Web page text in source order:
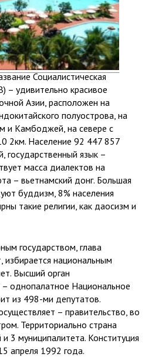
Социалистическая
– удивительно красивое
Азии, расположен на
полуострова, на
и Камбоджей, на севере с
2км. Население 92 447 857
государственный язык –
масса диалектов на
– вьетнамский донг. Большая
буддизм, 8% населения
такие религии, как даосизм и
государством, глава
избирается национальным
Высший орган
– однопалатное Национальное
из 498-ми депутатов.
– правительство, во
Территориально страна
3 муниципалитета. Конституция
апреля 1992 года.